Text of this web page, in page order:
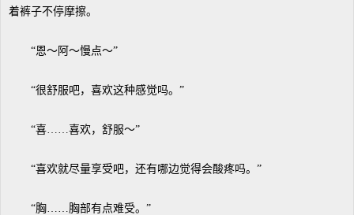
着裤子不停摩擦。
“恩～阿～慢点～”
“很舒服吧，喜欢这种感觉吗。”
“喜……喜欢，舒服～”
“喜欢就尽量享受吧，还有哪边觉得会酸疼吗。”
“胸……胸部有点难受。”